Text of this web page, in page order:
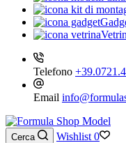
Telefono
Email
Cerca Wishlist 0